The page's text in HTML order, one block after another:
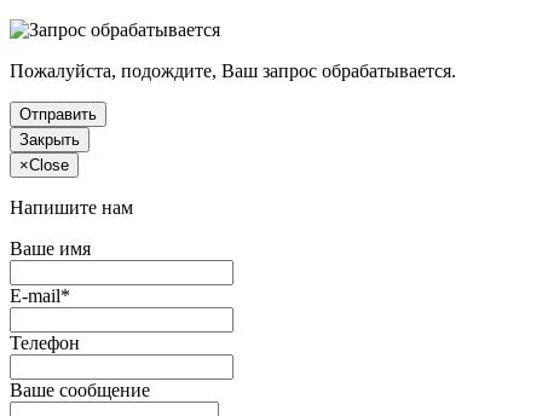
Пожалуйста, подождите, Ваш запрос обрабатывается.
Отправить
Закрыть
×Close
Напишите нам
Ваше имя
E-mail*
Телефон
Ваше сообщение